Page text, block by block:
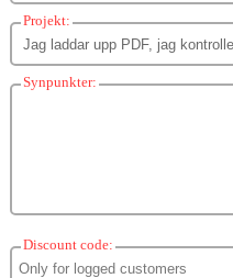
Projekt:
Synpunkter:
Discount code: